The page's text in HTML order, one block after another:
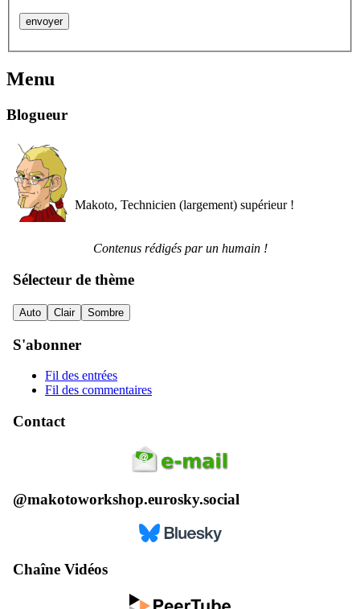
Menu
Blogueur
Makoto, Technicien (largement) supérieur !
Contenus rédigés par un humain !
Sélecteur de thème
Auto Clair Sombre
S'abonner
Fil des entrées
Fil des commentaires
Contact
@makotoworkshop.eurosky.social
Chaîne Vidéos